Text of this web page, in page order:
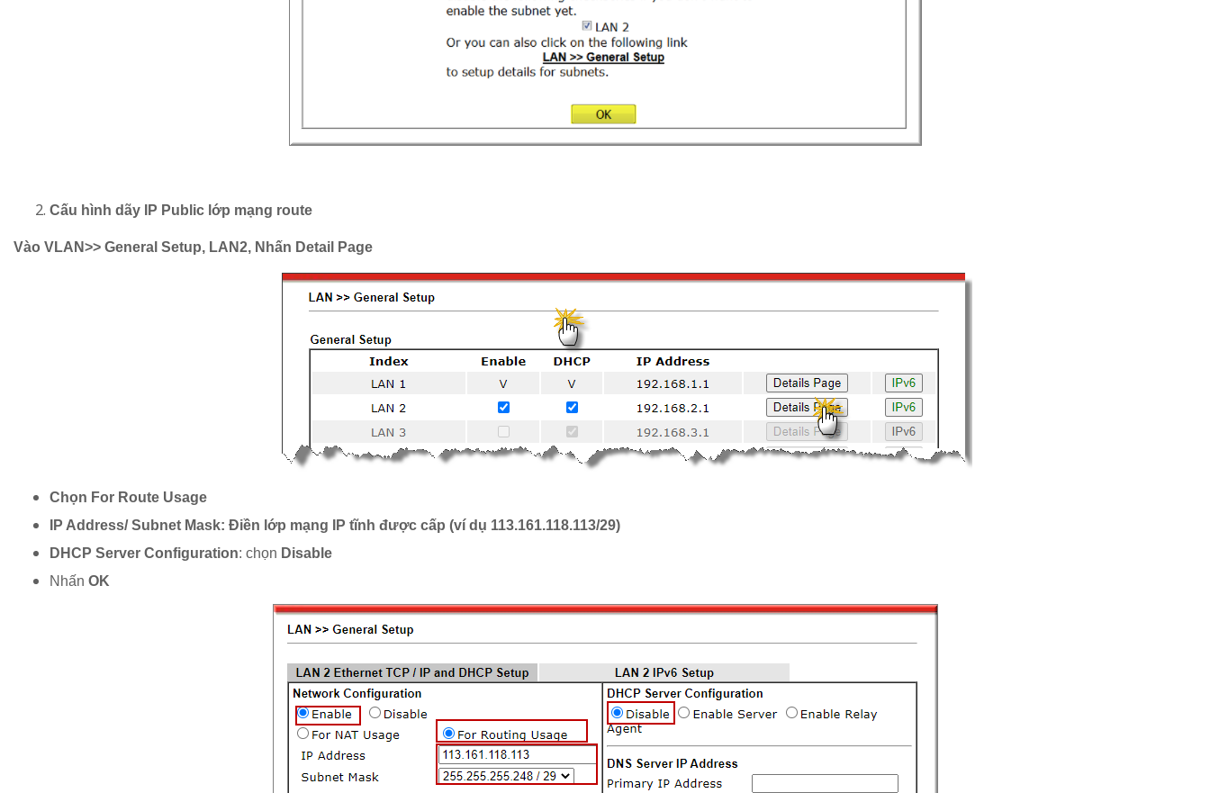
Cấu hình dãy IP Public lớp mạng route
Vào VLAN>> General Setup, LAN2, Nhấn Detail Page
Chọn For Route Usage
IP Address/ Subnet Mask: Điền lớp mạng IP tĩnh được cấp (ví dụ 113.161.118.113/29)
DHCP Server Configuration: chọn Disable
Nhấn OK